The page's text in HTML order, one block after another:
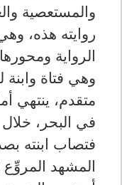
والمستعصية
روايته هذه،
الرواية
وهي فتاة
متقدم، ينتهي
في البحر،
فتصاب ابنته
المشهد المروِّع